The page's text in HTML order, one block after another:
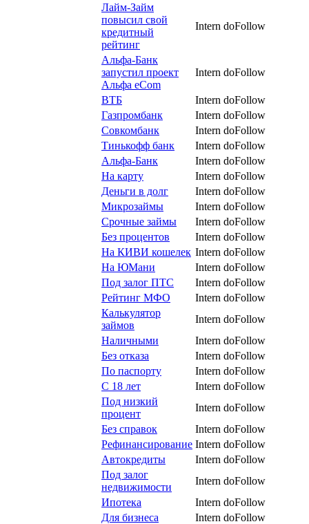
Лайм-Займ
повысил свой
кредитный
рейтинг
Intern doFollow
Альфа-Банк
запустил проект
Альфа eCom
Intern doFollow
ВТБ Intern doFollow
Газпромбанк
Intern doFollow
Совкомбанк
Intern doFollow
Тинькофф банк
Intern doFollow
Альфа-Банк
Intern doFollow
На карту
Intern doFollow
Деньги в долг
Intern doFollow
Микрозаймы
Intern doFollow
Срочные займы
Intern doFollow
Без процентов
Intern doFollow
На КИВИ кошелек Intern doFollow
На ЮМани
Intern doFollow
Под залог ПТС
Intern doFollow
Рейтинг МФО
Intern doFollow
Калькулятор
займов
Intern doFollow
Наличными
Intern doFollow
Без отказа
Intern doFollow
По паспорту
Intern doFollow
С 18 лет
Intern doFollow
Под низкий
процент
Intern doFollow
Без справок
Intern doFollow
Рефинансирование Intern doFollow
Автокредиты
Intern doFollow
Под залог
недвижимости
Intern doFollow
Ипотека
Intern doFollow
Для бизнеса
Intern doFollow